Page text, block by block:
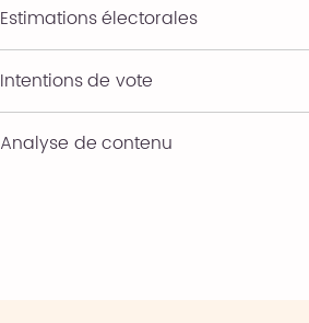
Estimations électorales
Intentions de vote
Analyse de contenu